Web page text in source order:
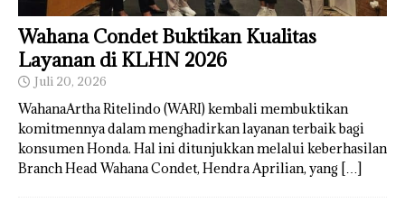
Wahana Condet Buktikan Kualitas
Layanan di KLHN 2026
Juli 20, 2026
WahanaArtha Ritelindo (WARI) kembali membuktikan
komitmennya dalam menghadirkan layanan terbaik bagi
konsumen Honda. Hal ini ditunjukkan melalui keberhasilan
Branch Head Wahana Condet, Hendra Aprilian, yang […]